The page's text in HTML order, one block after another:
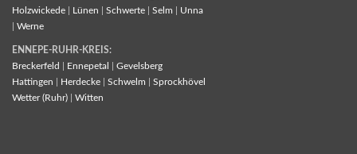
Holzwickede
Lünen Schwerte Selm
Unna
Werne
ENNEPE-RUHR-KREIS:
Breckerfeld
Ennepetal
Gevelsberg
Hattingen
Herdecke Schwelm
Sprockhövel
Wetter (Ruhr)
Witten